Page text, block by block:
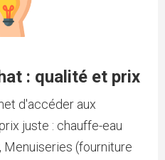
: qualité et prix
d'accéder aux
juste : chauffe-eau
Menuiseries (fourniture